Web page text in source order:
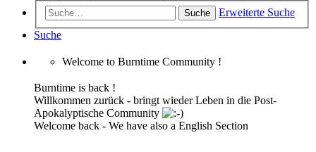
Suche
Erweiterte Suche
Suche
Welcome to Burntime Community !
Burntime is back !
Willkommen zurück - bringt wieder Leben in die Post-
Apokalyptische Community
Welcome back - We have also a English Section